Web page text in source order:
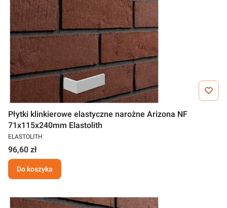
Płytki klinkierowe elastyczne narożne Arizona NF
71x115x240mm Elastolith
ELASTOLITH
96,60 zł
Do koszyka